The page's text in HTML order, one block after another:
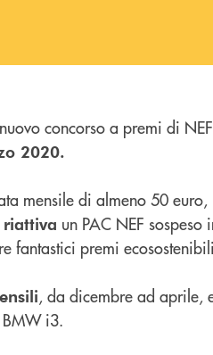
concorso a premi di
2020.
mensile di almeno 50 euro,
riattiva un PAC NEF
fantastici premi
, da dicembre ad aprile,
BMW i3.